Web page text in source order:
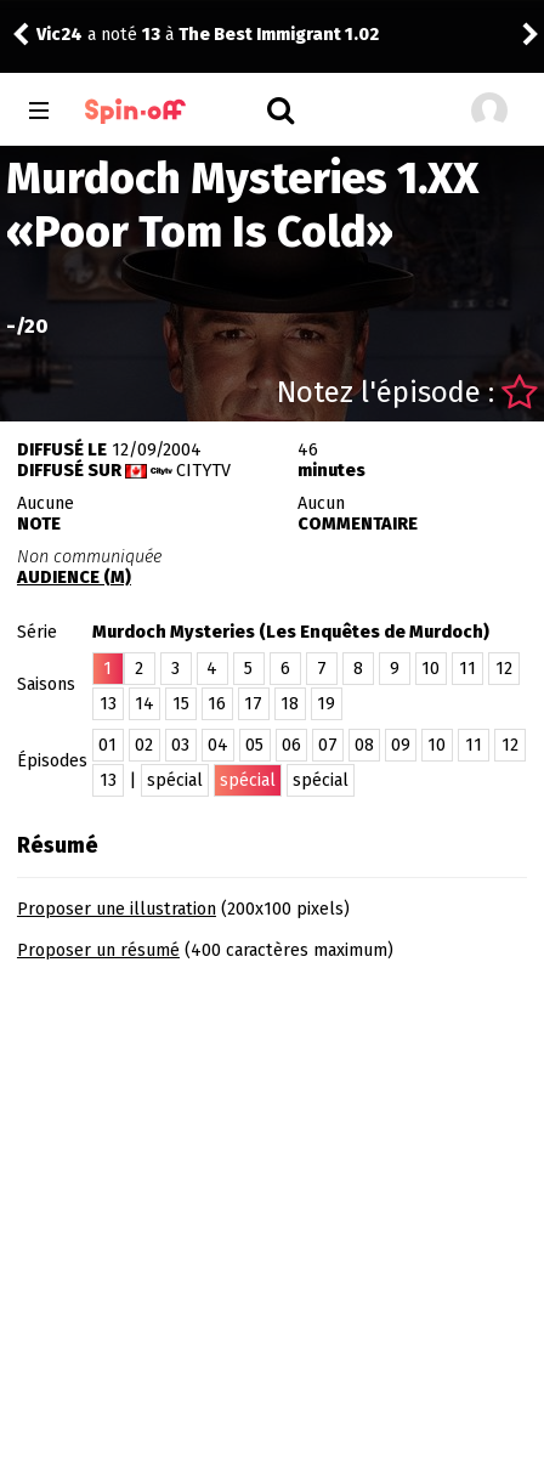
Vic24 a noté 13 à The Best Immigrant 1.02
Murdoch Mysteries 1.XX
«Poor Tom Is Cold»
-/20
Notez l'épisode :
DIFFUSÉ LE12/09/2004
DIFFUSÉ SUR
CITYTV
46
minutes
Aucune
NOTE
Aucun
COMMENTAIRE
Non communiquée
AUDIENCE (M)
Série Murdoch Mysteries (Les Enquêtes de Murdoch)
Saisons
1 2 3 4 5 6 7 8 9 10 11
12
13
14 15 16 17 18 19
Épisodes
01 02 03 04 05 06 07 08 09 10 11
12
13
spécial spécial spécial
Résumé
Proposer une illustration(200x100 pixels)
Proposer un résumé (400 caractères maximum)